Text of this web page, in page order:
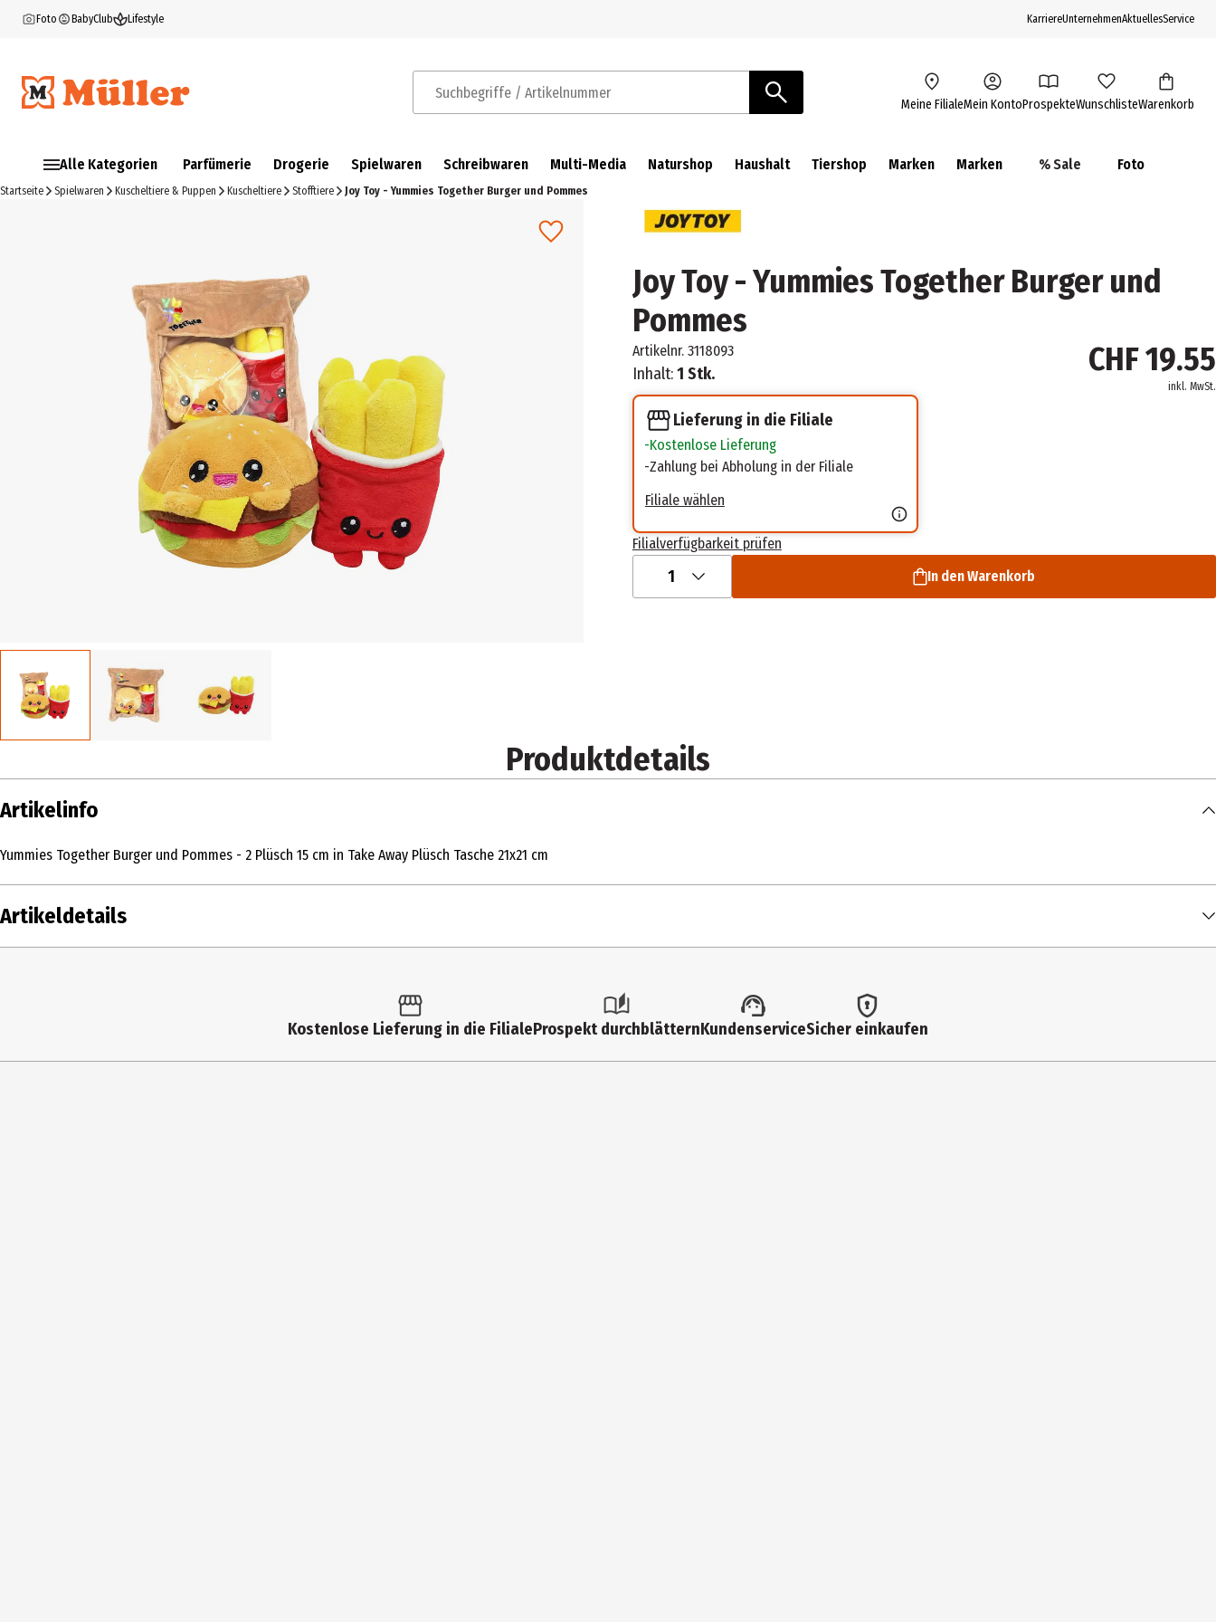
Foto BabyClub Lifestyle KarriereUnternehmenAktuellesService
Suchbegriffe / Artikelnummer Meine FilialeMein KontoProspekteWunschlisteWarenkorb
Alle Kategorien Parfümerie Drogerie Spielwaren Schreibwaren Multi-Media Naturshop Haushalt Tiershop Marken Marken % Sale Foto
Startseite Spielwaren Kuscheltiere & Puppen Kuscheltiere Stofftiere Joy Toy - Yummies Together Burger und Pommes
Joy Toy - Yummies Together Burger und
Pommes
Artikelnr. 3118093
Inhalt:1 Stk. CHF 19.55
inkl. MwSt.
Lieferung in die Filiale
Kostenlose Lieferung
Zahlung bei Abholung in der Filiale
Filiale wählen
Filialverfügbarkeit prüfen
1 In den Warenkorb
Produktdetails
Artikelinfo
Yummies Together Burger und Pommes - 2 Plüsch 15 cm in Take Away Plüsch Tasche 21x21 cm
Artikeldetails
0 Jahre
Kostenlose Lieferung in die FilialeProspekt durchblätternKundenserviceSicher einkaufen